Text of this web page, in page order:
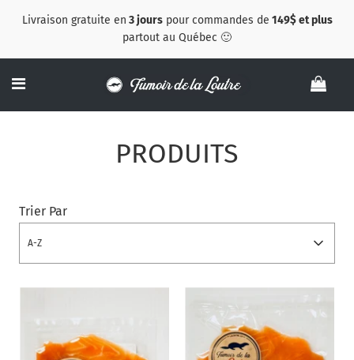
Livraison gratuite en 3 jourspour commandes de 149$ et plus
partout au Québec 🙂
PRODUITS
Trier Par
A-Z